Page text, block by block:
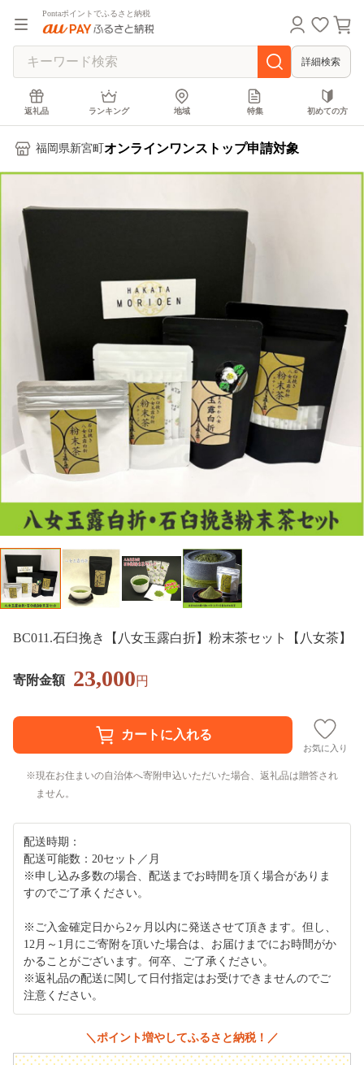
Pontaポイントでふるさと納税
詳細検索
返礼品 ランキング 地域 特集 初めての方
福岡県新宮町 オンラインワンストップ申請対象
BC011.石臼挽き【八女玉露白折】粉末茶セット【八女茶】
寄附金額 23,000円
お気に入り
現在お住まいの自治体へ寄附申込いただいた場合、返礼品は贈答され
ません。
配送時期：
配送可能数：20セット／月
※申し込み多数の場合、配送までお時間を頂く場合がありま
すのでご了承ください。
※ご入金確定日から2ヶ月以内に発送させて頂きます。但し、
12月～1月にご寄附を頂いた場合は、お届けまでにお時間がか
かることがございます。何卒、ご了承ください。
※返礼品の配送に関して日付指定はお受けできませんのでご
注意ください。
＼ポイント増やしてふるさと納税！／